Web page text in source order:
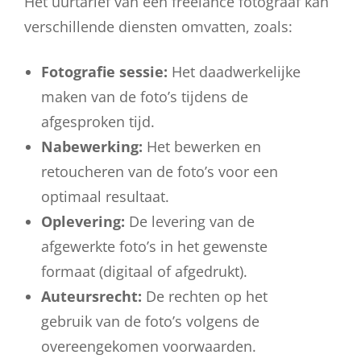
verschillende diensten omvatten, zoals:
Fotografie sessie: Het daadwerkelijke
maken van de foto’s tijdens de
afgesproken tijd.
Nabewerking: Het bewerken en
retoucheren van de foto’s voor een
optimaal resultaat.
Oplevering: De levering van de
afgewerkte foto’s in het gewenste
formaat (digitaal of afgedrukt).
Auteursrecht: De rechten op het
gebruik van de foto’s volgens de
overeengekomen voorwaarden.